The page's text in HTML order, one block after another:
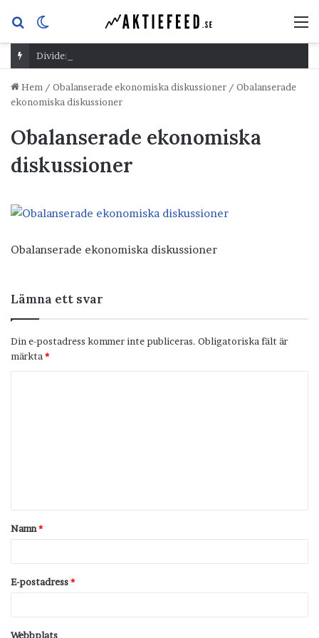
Sök
efterskin
Dividend Overshoot Day
Hem / Obalanserade ekonomiska diskussioner / Obalanserade
ekonomiska diskussioner
Obalanserade ekonomiska
diskussioner
Obalanserade ekonomiska diskussioner
Lämna ett svar
Din e-postadress kommer inte publiceras. Obligatoriska fält är
märkta *
t
a
Namn*
E-postadress*
Webbplats